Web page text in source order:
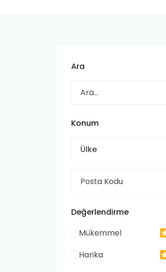
Ara
Konum
Ülke
Değerlendirme
Mükemmel
Harika